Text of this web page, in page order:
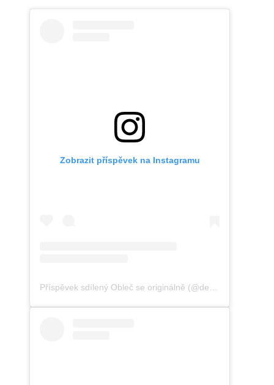
Zobrazit příspěvek na Instagramu